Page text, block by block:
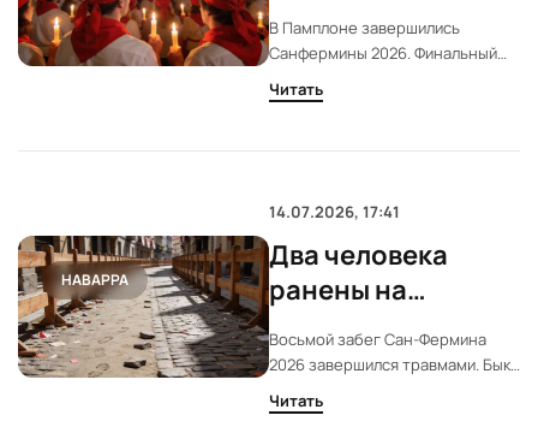
рекордная ночь и
опасный забег
В Памплоне завершились
Санфермины 2026. Финальный
забег принес травмы, а число
участников и уровень
Читать
НАВАРРА
14.07.2026, 17:41
Два человека
ранены на
последнем забеге
Сан-Фермина 2026
Восьмой забег Сан-Фермина
2026 завершился травмами. Быки
Jandilla атаковали участников,
двое получили ранения. Финал
Читать